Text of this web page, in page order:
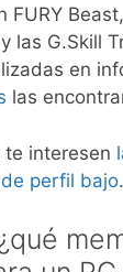
FURY
las G.Skill
en
las
te interesen
perfil bajo.